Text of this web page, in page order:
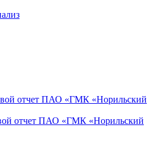
отчет ПАО «ГМК «Норильский
отчет ПАО «ГМК «Норильский